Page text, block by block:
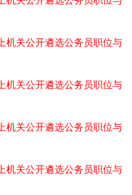
关公开遴选公务员职位与
关公开遴选公务员职位与
关公开遴选公务员职位与
关公开遴选公务员职位与